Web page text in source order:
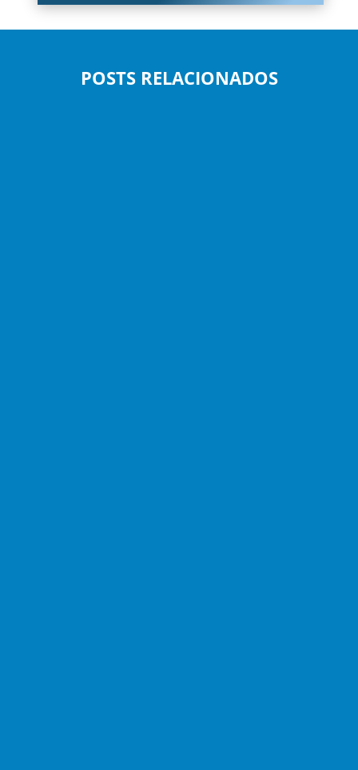
POSTS RELACIONADOS